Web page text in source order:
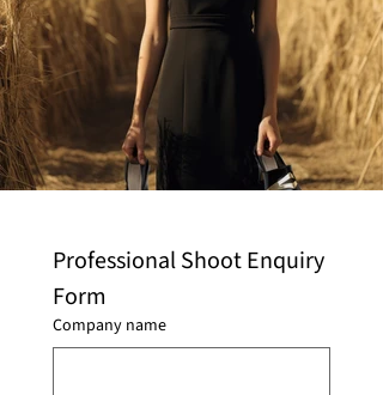
Professional Shoot Enquiry
Form
Company name